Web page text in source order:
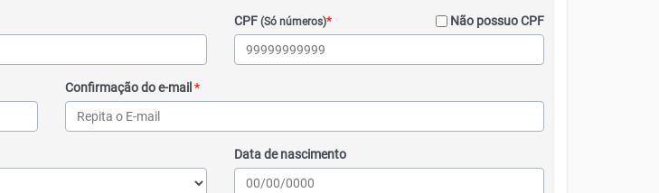
Não possuo CPF
CPF (Só números)*
Confirmação do e-mail *
Data de nascimento